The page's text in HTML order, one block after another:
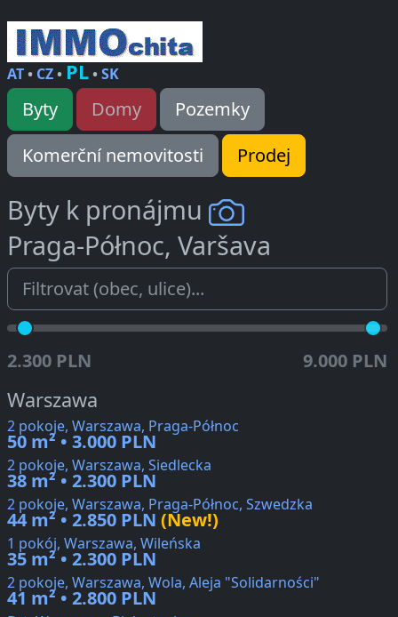
AT• CZ• PL•SK
Byty Domy
Pozemky
Komerční nemovitosti
Prodej
Byty k pronájmu
Praga-Północ, Varšava
2.300 PLN 9.000 PLN
Warszawa
2 pokoje, Warszawa, Praga-Północ
50 m² • 3.000 PLN
2 pokoje, Warszawa, Siedlecka
38 m² • 2.300 PLN
2 pokoje, Warszawa, Praga-Północ, Szwedzka
44 m² • 2.850 PLN (New!)
1 pokój, Warszawa, Wileńska
35 m² • 2.300 PLN
2 pokoje, Warszawa, Wola, Aleja "Solidarności"
41 m² • 2.800 PLN